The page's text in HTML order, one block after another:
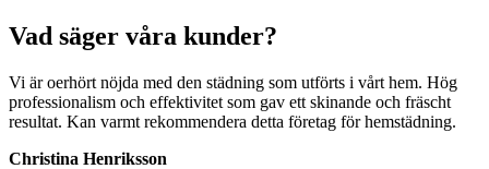
Vad säger våra kunder?
Vi är oerhört nöjda med den städning som utförts i vårt hem. Hög
professionalism och effektivitet som gav ett skinande och fräscht
resultat. Kan varmt rekommendera detta företag för hemstädning.
Christina Henriksson